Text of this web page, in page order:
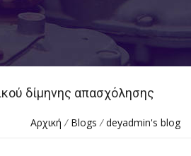
δίμηνης απασχόλησης
Αρχική / Blogs /deyadmin's blog